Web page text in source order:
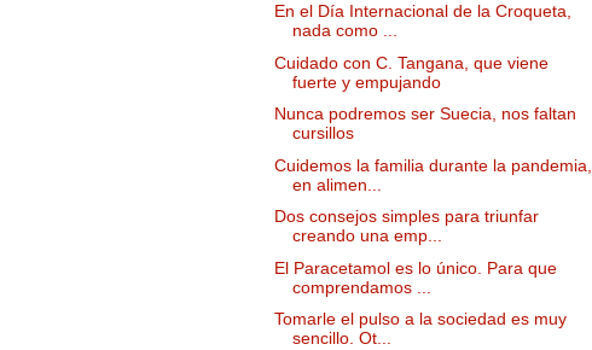
En el Día Internacional de la Croqueta,
nada como ...
Cuidado con C. Tangana, que viene
fuerte y empujando
Nunca podremos ser Suecia, nos faltan
cursillos
Cuidemos la familia durante la pandemia,
en alimen...
Dos consejos simples para triunfar
creando una emp...
El Paracetamol es lo único. Para que
comprendamos ...
Tomarle el pulso a la sociedad es muy
sencillo. Ot...